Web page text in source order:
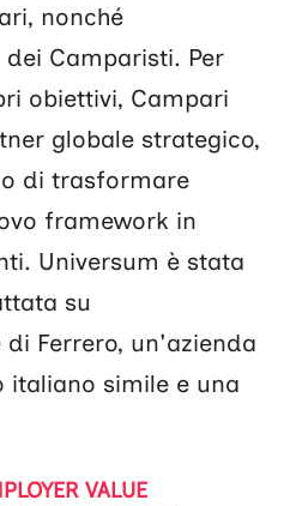
nonché
Camparisti. Per
obiettivi, Campari
globale strategico,
di trasformare
framework in
Universum è stata
su
Ferrero, un'azienda
italiano simile e una
VALUE